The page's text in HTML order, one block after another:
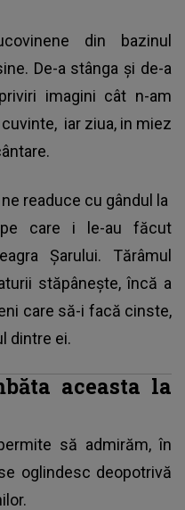
din bazinul
De-a stânga și de-a
imagini cât n-am
iar ziua, in miez
readuce cu gândul la
care i le-au făcut
Șarului. Tărâmul
stăpânește, încă a
care să-i facă cinste,
dintre ei.
aceasta la
să admirăm, în
oglindesc deopotrivă